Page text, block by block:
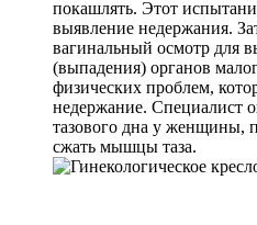
покашлять. Этот
выявление недержания.
вагинальный осмотр для
(выпадения) органов
физических проблем,
недержание. Специалист
тазового дна у женщины,
сжать мышцы таза.